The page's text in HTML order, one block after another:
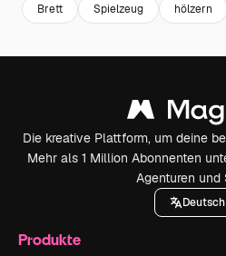
Brett Spielzeug hölzern
Die kreative Plattform, um deine
Mehr als 1 Million Abonnenten
Agenturen und
Deutsch
Produkte